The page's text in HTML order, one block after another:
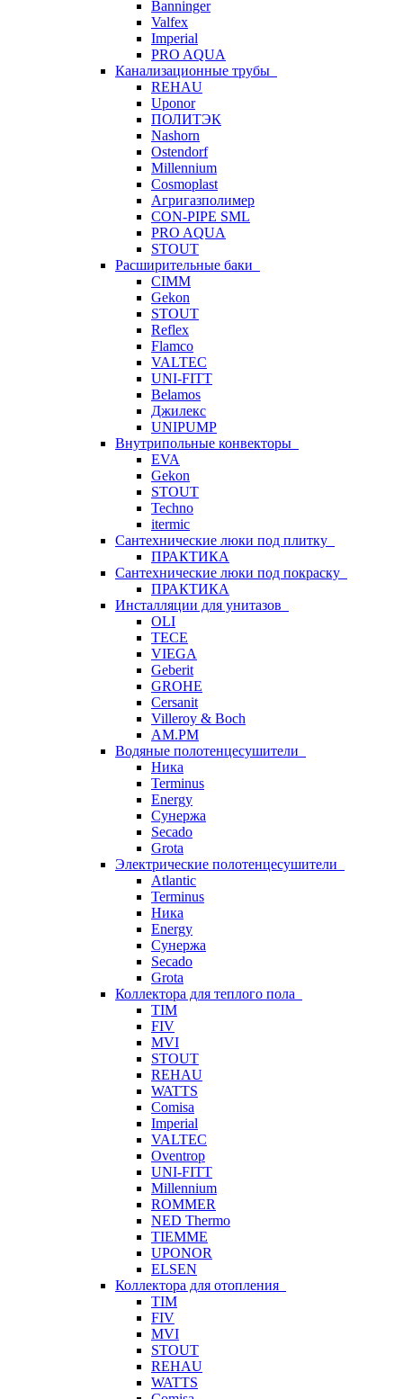
Banninger
Valfex
Imperial
PRO AQUA
Канализационные трубы
REHAU
Uponor
ПОЛИТЭК
Nashorn
Ostendorf
Millennium
Cosmoplast
Агригазполимер
CON-PIPE SML
PRO AQUA
STOUT
Расширительные баки
CIMM
Gekon
STOUT
Reflex
Flamco
VALTEC
UNI-FITT
Belamos
Джилекс
UNIPUMP
Внутрипольные конвекторы
EVA
Gekon
STOUT
Techno
itermic
Сантехнические люки под плитку
ПРАКТИКА
Сантехнические люки под покраску
ПРАКТИКА
Инсталляции для унитазов
OLI
TECE
VIEGA
Geberit
GROHE
Cersanit
Villeroy & Boch
AM.PM
Водяные полотенцесушители
Ника
Terminus
Energy
Сунержа
Secado
Grota
Электрические полотенцесушители
Atlantic
Terminus
Ника
Energy
Сунержа
Secado
Grota
Коллектора для теплого пола
TIM
FIV
MVI
STOUT
REHAU
WATTS
Comisa
Imperial
VALTEC
Oventrop
UNI-FITT
Millennium
ROMMER
NED Thermo
TIEMME
UPONOR
ELSEN
Коллектора для отопления
TIM
FIV
MVI
STOUT
REHAU
WATTS